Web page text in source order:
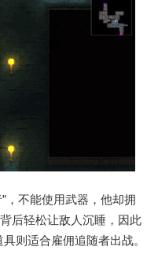
，不能使用武器，他却拥
后轻松让敌人沉睡，因此
则适合雇佣追随者出战。